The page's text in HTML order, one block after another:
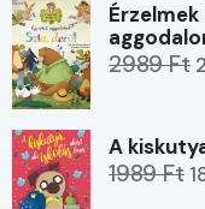
Érzelmek
2989 Ft
A
1989 Ft